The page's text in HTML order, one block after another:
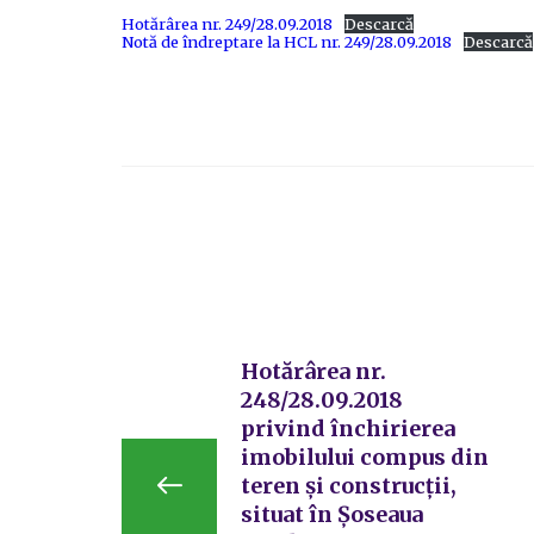
Hotărârea nr. 249/28.09.2018
Descarcă
Notă de îndreptare la HCL nr. 249/28.09.2018
Descarcă
Hotărârea nr.
248/28.09.2018
privind închirierea
imobilului compus din
teren și construcții,
situat în Șoseaua